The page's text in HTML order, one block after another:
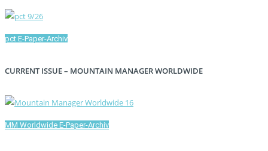
pct E-Paper-Archiv
CURRENT ISSUE – MOUNTAIN MANAGER WORLDWIDE
MM Worldwide E-Paper-Archiv